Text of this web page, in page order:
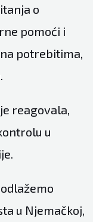
o
pomoći i
potrebitima,
reagovala,
u
u Njemačkoj,